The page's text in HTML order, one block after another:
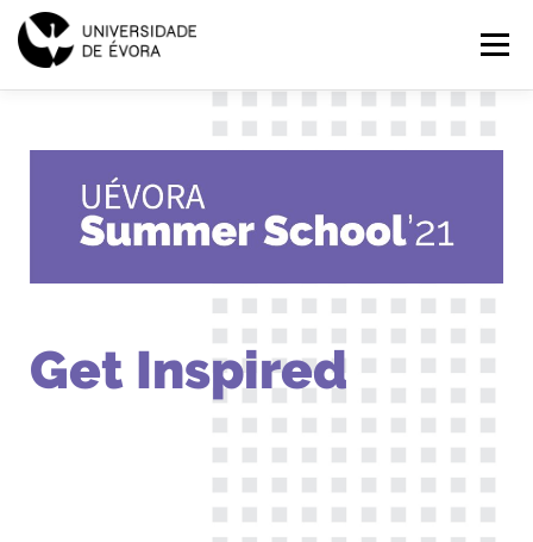
SUMMER
SCHOOL
2021
Menu
PROGRAMAS EXPLORAR
INSCRIÇÕES PT
Get Inspired